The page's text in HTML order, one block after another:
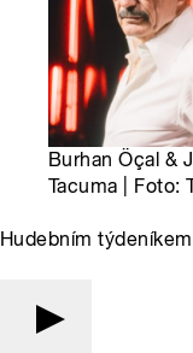
Burhan Öçal &
Tacuma | Foto:
Hudebním